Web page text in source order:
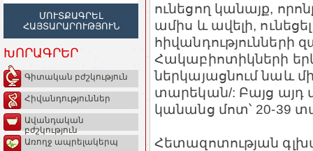
ՄՈՒՏՔԱԳՐԵԼ
ՀԱՅՏԱՐԱՐՈՒԹՅՈՒՆ
ԽՈՐԱԳՐԵՐ
Գիտական բժշկություն
Հիվանդություններ
Ավանդական
բժշկություն
Առողջ ապրելակերպ
ունեցող կանայք,
ամիս և ավելի,
հիվանդությունների
Հակաբիոտիկների
ներկայացնում նաև
տարեկան/: Բայց այդ
կանանց մոտ՝ 20-39
Հետազոտության